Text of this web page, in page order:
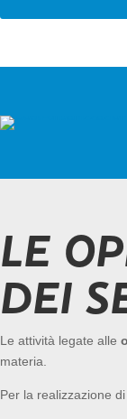
LE
DEI
Le attività legate alle
materia.
Per la realizzazione